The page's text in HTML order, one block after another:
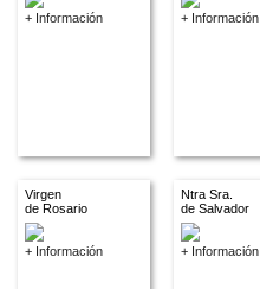
+ Información + Información
Virgen
de Rosario
+ Información
Ntra Sra.
de Salvador
+ Información